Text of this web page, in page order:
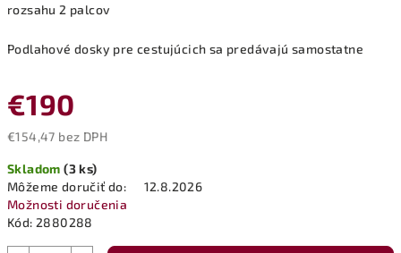
rozsahu 2 palcov
Podlahové dosky pre cestujúcich sa predávajú samostatne
€190
€154,47 bez DPH
cena:
Skladom(3 ks)
Môžeme doručiť do:
12.8.2026
Možnosti doručenia
Kód: 2880288